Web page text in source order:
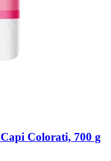
Colorati, 700 g